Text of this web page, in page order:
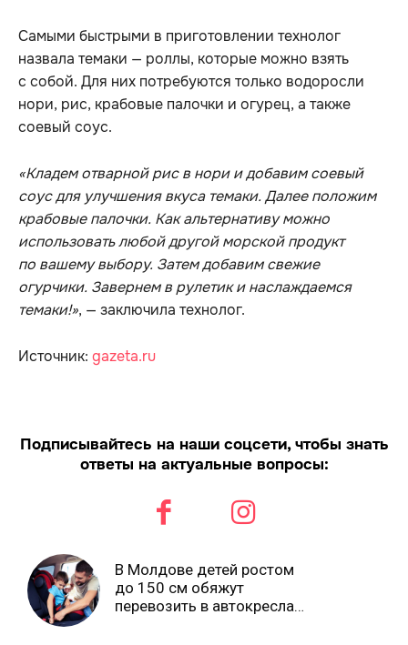
Самыми быстрыми в приготовлении технолог
назвала темаки — роллы, которые можно взять
с собой. Для них потребуются только водоросли
нори, рис, крабовые палочки и огурец, а также
соевый соус.
«Кладем отварной рис в нори и добавим соевый
соус для улучшения вкуса темаки. Далее положим
крабовые палочки. Как альтернативу можно
использовать любой другой морской продукт
по вашему выбору. Затем добавим свежие
огурчики. Завернем в рулетик и наслаждаемся
темаки!», — заключила технолог.
Источник: gazeta.ru
Подписывайтесь на наши соцсети, чтобы знать
ответы на актуальные вопросы:
В Молдове детей ростом
до 150 см обяжут
перевозить в автокреслах